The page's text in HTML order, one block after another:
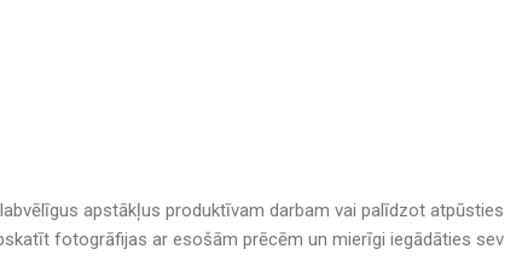
apstākļus produktīvam darbam vai palīdzot atpūsties
fotogrāfijas ar esošām prēcēm un mierīgi iegādāties sev